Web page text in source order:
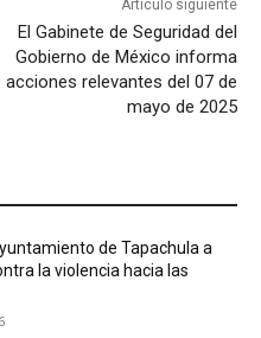
Artículo siguiente
El Gabinete de Seguridad del
Gobierno de México informa
acciones relevantes del 07 de
mayo de 2025
de Tapachula a
la violencia hacia las